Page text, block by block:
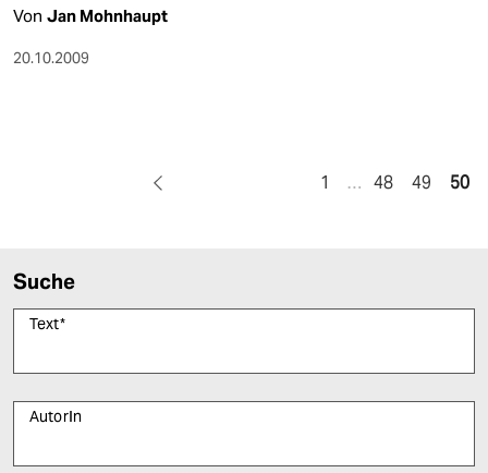
Von Jan Mohnhaupt
20.10.2009
1 … 48 49 50
Suche
Text*
AutorIn